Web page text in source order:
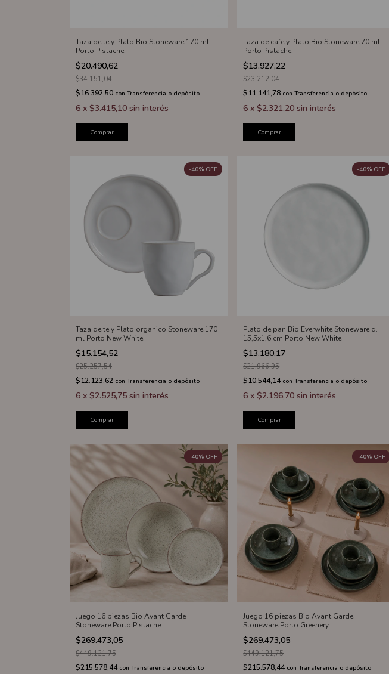
Taza de te y Plato Bio Stoneware 170 ml
Porto Pistache
$20.490,62
$34.151,04
$16.392,50 con Transferencia o depósito
6 x $3.415,10 sin interés
Comprar
Taza de cafe y Plato Bio Stoneware 70 ml
Porto Pistache
$13.927,22
$23.212,04
$11.141,78 con Transferencia o depósito
6 x$2.321,20 sin interés
Comprar
Taza de te y Plato organico Stoneware 170
ml Porto New White
$15.154,52
-40% OFF
$25.257,54
$12.123,62 con Transferencia o depósito
6 x $2.525,75 sin interés
Comprar
Plato de pan Bio Everwhite Stoneware d.
15,5x1,6 cm Porto New White
$13.180,17
-40% OFF
$21.966,95
$10.544,14 con Transferencia o depósito
6 x$2.196,70 sin interés
Comprar
Juego 16 piezas Bio Avant Garde
Stoneware Porto Pistache
$269.473,05
-40% OFF
$449.121,75
$215.578,44 con Transferencia o depósito
Juego 16 piezas Bio Avant Garde
Stoneware Porto Greenery
$269.473,05
-40% OFF
$449.121,75
$215.578,44 con Transferencia o depósito